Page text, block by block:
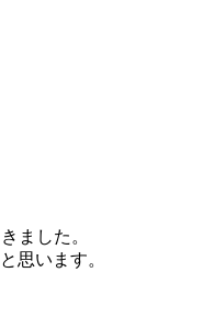
ました。
思います。